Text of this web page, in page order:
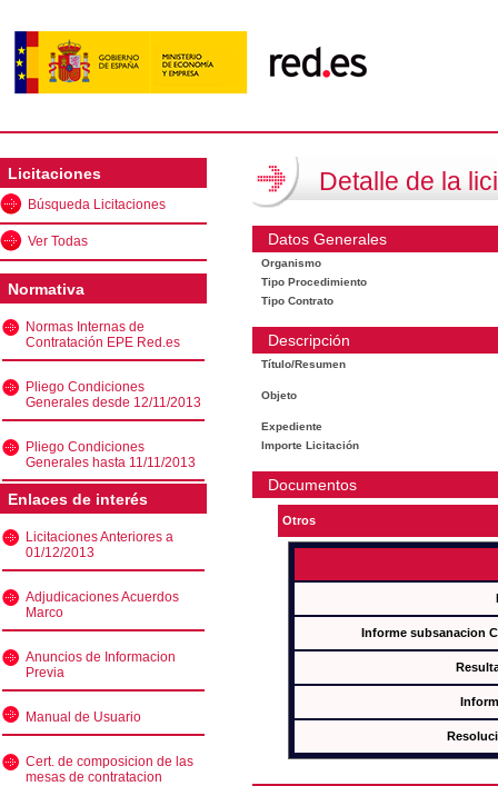
Licitaciones
Búsqueda Licitaciones
Ver Todas
Normativa
Normas Internas de
Contratación EPE Red.es
Pliego Condiciones
Generales desde 12/11/2013
Pliego Condiciones
Generales hasta 11/11/2013
Enlaces de interés
Licitaciones Anteriores a
01/12/2013
Adjudicaciones Acuerdos
Marco
Anuncios de Informacion
Previa
Manual de Usuario
Cert. de composicion de las
mesas de contratacion
Detalle de la
Datos Generales
Organismo
Tipo Procedimiento
Tipo Contrato
Descripción
Título/Resumen
Objeto
Expediente
Importe Licitación
Documentos
Otros
Informe subsanacion